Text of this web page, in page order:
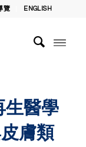
覽 ENGLISH
生醫學
膚類